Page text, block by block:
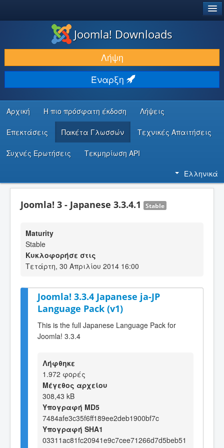
ΛΉΨΕΙΣ & ΕΠΕΚΤΆΣΕΙΣ
ΕΎΡΕΣΗ & ΜΆΘΗΣΗ
ΚΟΙΝΌΤΗΤΑ & ΥΠΟΣΤΉΡΙΞΗ
ΠΌΡΟΙ ΠΡΟΓΡΑΜΜΑΤΙΣΤΏΝ
Joomla! Downloads
Λήψη
Έναρξη
Αρχική Η πιο πρόσφατη έκδοση Λήψεις
Επεκτάσεις Πακέτα Γλωσσών Τεχνικές Απαιτήσεις
Συχνές Ερωτήσεις Τεκμηρίωση API
Ελληνικά
Joomla! 3 - Japanese 3.3.4.1 Stable
Maturity
Stable
Κυκλοφορήσε στις
Τετάρτη, 30 Απριλίου 2014 16:00
Joomla! 3.3.4 Japanese ja-JP
Language Pack (v1)
This is the full Japanese Language Pack for
Joomla! 3.3.4
Λήφθηκε
1.972 φορές
Μέγεθος αρχείου
308,43 kB
Υπογραφή MD5
7484afe3c35f6ff189ee2deb1900bf7c
Υπογραφή SHA1
03311ac81fc20941e9c7cee71266d7d5beb51